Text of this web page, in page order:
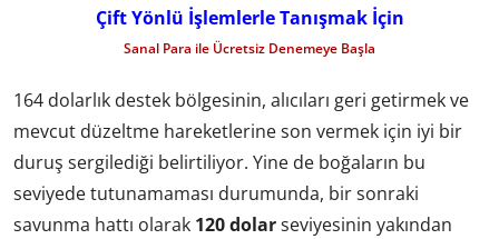
Çift Yönlü İşlemlerle Tanışmak İçin
Sanal Para ile Ücretsiz Denemeye Başla
164 dolarlık destek bölgesinin, alıcıları geri getirmek ve
mevcut düzeltme hareketlerine son vermek için iyi bir
duruş sergilediği belirtiliyor. Yine de boğaların bu
seviyede tutunamaması durumunda, bir sonraki
savunma hattı olarak 120 dolarseviyesinin yakından